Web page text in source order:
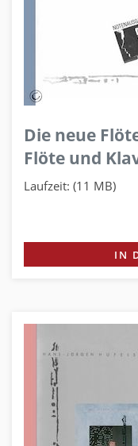
Die neue
Flöte und
Laufzeit: (11 MB)
IN